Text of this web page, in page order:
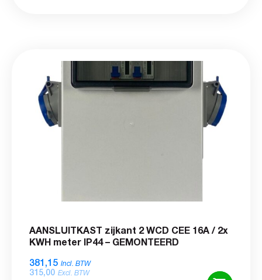
AANSLUITKAST zijkant 2 WCD CEE 16A / 2x
KWH meter IP44 – GEMONTEERD
381,15 Incl. BTW
315,00 Excl. BTW